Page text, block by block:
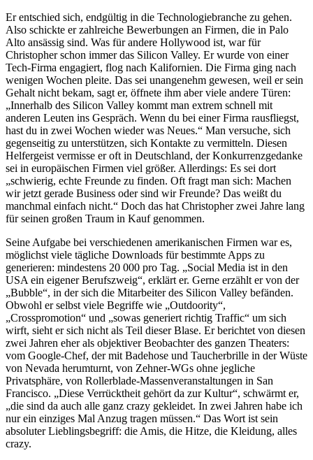
Er entschied sich, endgültig in die Technologiebranche zu gehen.
Also schickte er zahlreiche Bewerbungen an Firmen, die in Palo
Alto ansässig sind. Was für andere Hollywood ist, war für
Christopher schon immer das Silicon Valley. Er wurde von einer
Tech-Firma engagiert, flog nach Kalifornien. Die Firma ging nach
wenigen Wochen pleite. Das sei unangenehm gewesen, weil er sein
Gehalt nicht bekam, sagt er, öffnete ihm aber viele andere Türen:
„Innerhalb des Silicon Valley kommt man extrem schnell mit
anderen Leuten ins Gespräch. Wenn du bei einer Firma rausfliegst,
hast du in zwei Wochen wieder was Neues.“ Man versuche, sich
gegenseitig zu unterstützen, sich Kontakte zu vermitteln. Diesen
Helfergeist vermisse er oft in Deutschland, der Konkurrenzgedanke
sei in europäischen Firmen viel größer. Allerdings: Es sei dort
„schwierig, echte Freunde zu finden. Oft fragt man sich: Machen
wir jetzt gerade Business oder sind wir Freunde? Das weißt du
manchmal einfach nicht.“ Doch das hat Christopher zwei Jahre lang
für seinen großen Traum in Kauf genommen.
Seine Aufgabe bei verschiedenen amerikanischen Firmen war es,
möglichst viele tägliche Downloads für bestimmte Apps zu
generieren: mindestens 20 000 pro Tag. „Social Media ist in den
USA ein eigener Berufszweig“, erklärt er. Gerne erzählt er von der
„Bubble“, in der sich die Mitarbeiter des Silicon Valley befänden.
Obwohl er selbst viele Begriffe wie „Outdoority“,
„Crosspromotion“ und „sowas generiert richtig Traffic“ um sich
wirft, sieht er sich nicht als Teil dieser Blase. Er berichtet von diesen
zwei Jahren eher als objektiver Beobachter des ganzen Theaters:
vom Google-Chef, der mit Badehose und Taucherbrille in der Wüste
von Nevada herumturnt, von Zehner-WGs ohne jegliche
Privatsphäre, von Rollerblade-Massenveranstaltungen in San
Francisco. „Diese Verrücktheit gehört da zur Kultur“, schwärmt er,
„die sind da auch alle ganz crazy gekleidet. In zwei Jahren habe ich
nur ein einziges Mal Anzug tragen müssen.“ Das Wort ist sein
absoluter Lieblingsbegriff: die Amis, die Hitze, die Kleidung, alles
crazy.